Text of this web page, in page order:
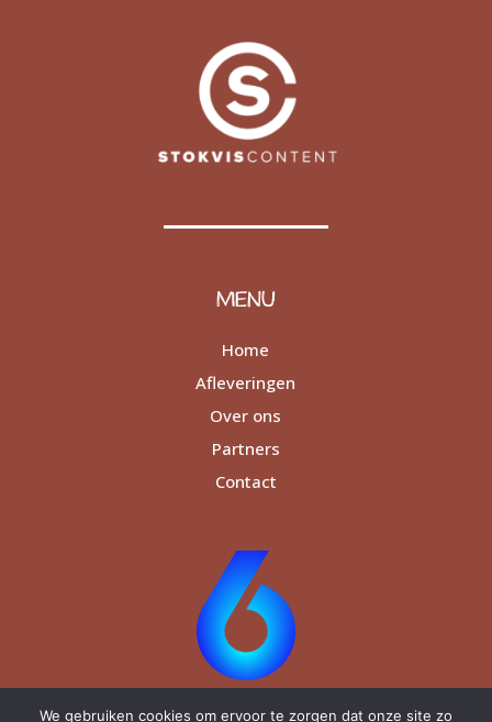
MENU
Home
Afleveringen
Over ons
Partners
Contact
We gebruiken cookies om ervoor te zorgen dat onze site zo